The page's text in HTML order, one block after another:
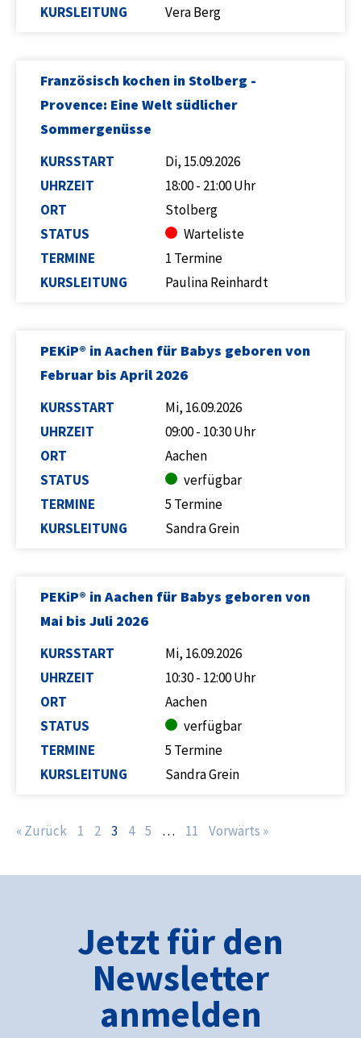
KURSLEITUNG Vera Berg
Französisch kochen in Stolberg -
Provence: Eine Welt südlicher
Sommergenüsse
KURSSTART
UHRZEIT
ORT
STATUS
TERMINE
KURSLEITUNG
Di, 15.09.2026
18:00 - 21:00 Uhr
Stolberg
Warteliste
1 Termine
Paulina Reinhardt
PEKiP® in Aachen für Babys geboren von
Februar bis April 2026
KURSSTART
UHRZEIT
ORT
STATUS
TERMINE
KURSLEITUNG
Mi, 16.09.2026
09:00 - 10:30 Uhr
Aachen
verfügbar
5 Termine
Sandra Grein
PEKiP® in Aachen für Babys geboren von
Mai bis Juli 2026
KURSSTART
UHRZEIT
ORT
STATUS
TERMINE
KURSLEITUNG
Mi, 16.09.2026
10:30 - 12:00 Uhr
Aachen
verfügbar
5 Termine
Sandra Grein
« Zurück 1 2 3 4 5 … 11 Vorwärts »
Jetzt für den
Newsletter
anmelden